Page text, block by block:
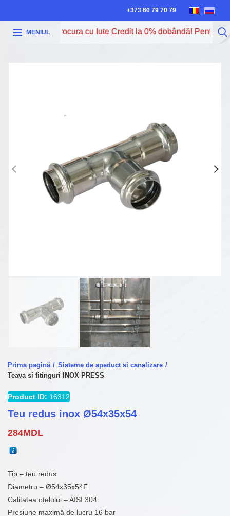
+373 60 79 70 79
MENIUL
Acum poți procura cu Iute Credit la 0% dobândă! Pentru
Prima pagină
Sisteme de apeduct si canalizare
Teava si fitinguri INOX PRESS
Product ID: 16312
Teu redus inox Ø54x35x54
284MDL
Tip – teu redus
Diametru – Ø54x35x54F
Calitatea oțelului – AISI 304
Presiune maximă de lucru 16 bar